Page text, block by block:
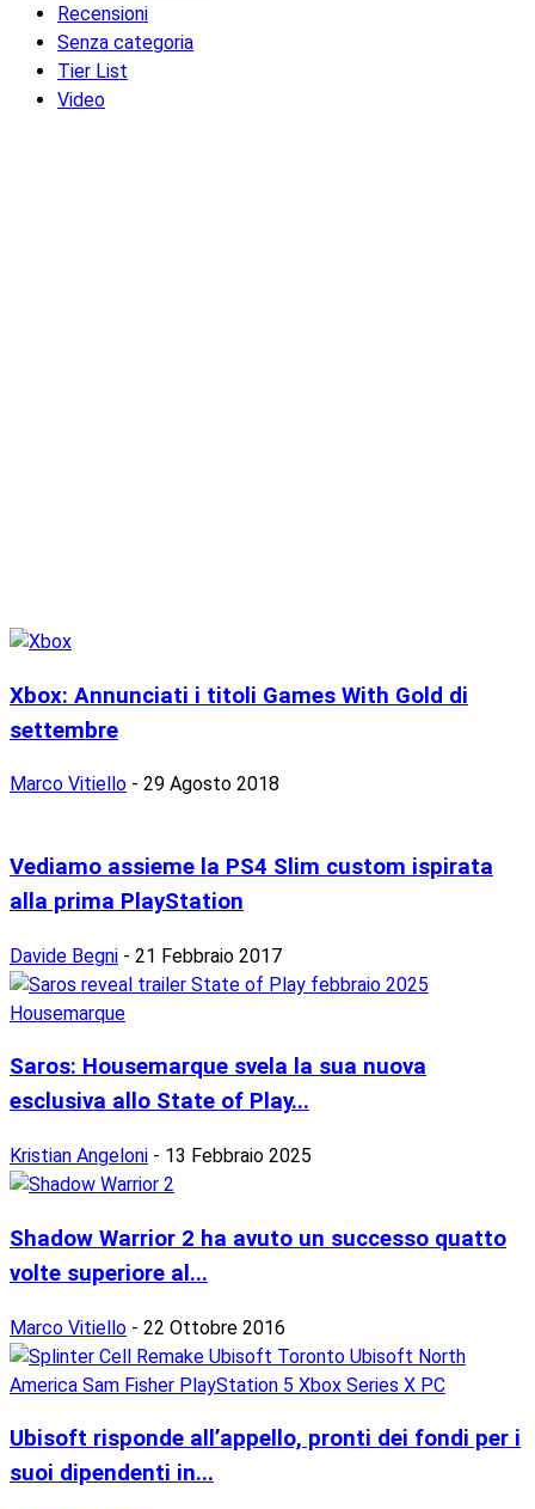
Recensioni
Senza categoria
Tier List
Video
Xbox: Annunciati i titoli Games With Gold di
settembre
Marco Vitiello - 29 Agosto 2018
Vediamo assieme la PS4 Slim custom ispirata
alla prima PlayStation
Davide Begni - 21 Febbraio 2017
Saros: Housemarque svela la sua nuova
esclusiva allo State of Play...
Kristian Angeloni - 13 Febbraio 2025
Shadow Warrior 2 ha avuto un successo quatto
volte superiore al...
Marco Vitiello - 22 Ottobre 2016
Ubisoft risponde all’appello, pronti dei fondi per i
suoi dipendenti in...